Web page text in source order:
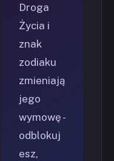
Droga
Życia i
znak
zodiaku
zmieniają
jego
wymowę -
odblokuj
esz,